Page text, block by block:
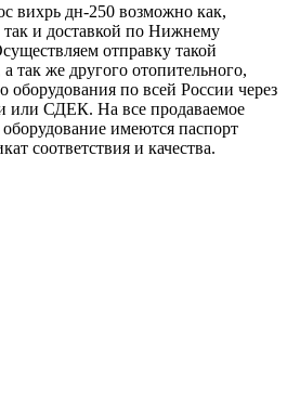
вихрь дн-250 возможно как,
так и доставкой по Нижнему
отправку такой
так же другого отопительного,
оборудования по всей России через
или СДЕК. На все продаваемое
оборудование имеются паспорт
соответствия и качества.